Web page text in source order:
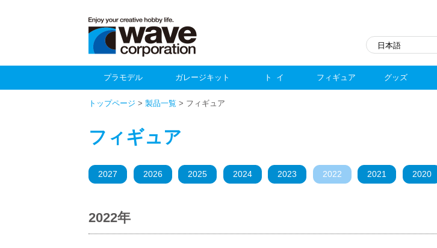
プラモデル ガレージキット トイ フィギュア グッズ
トップページ > 製品一覧 > フィギュア
フィギュア
2027 2026 2025 2024 2023 2022 2021 2020
2022年